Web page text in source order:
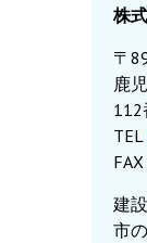
株
〒
鹿
TEL
建
市